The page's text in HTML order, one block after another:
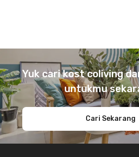
Yuk cari kost coliving
untukmu
Cari Sekarang